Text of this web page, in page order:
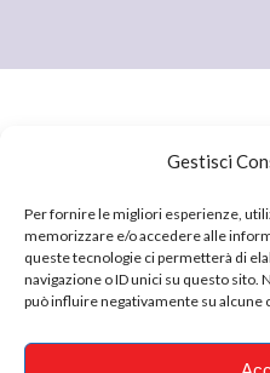
Gestisci
Per fornire le migliori esperienze,
memorizzare e/o accedere alle
queste tecnologie ci permetterà di
navigazione o ID unici su questo
può influire negativamente su alcune
Sede operativa: Via Della
PEC:
VAT Europeo:
REA